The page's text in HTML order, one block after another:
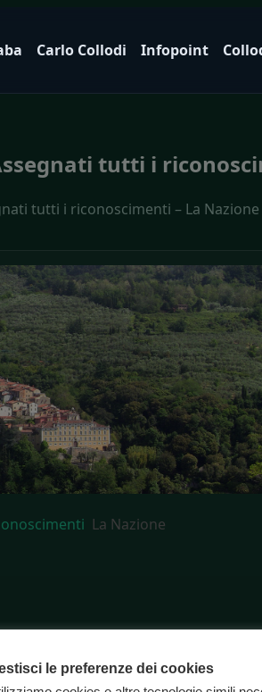
Carlo Collodi Infopoint
tutti i
tutti i riconoscimenti – La Nazione
La Nazione
le preferenze dei cookies